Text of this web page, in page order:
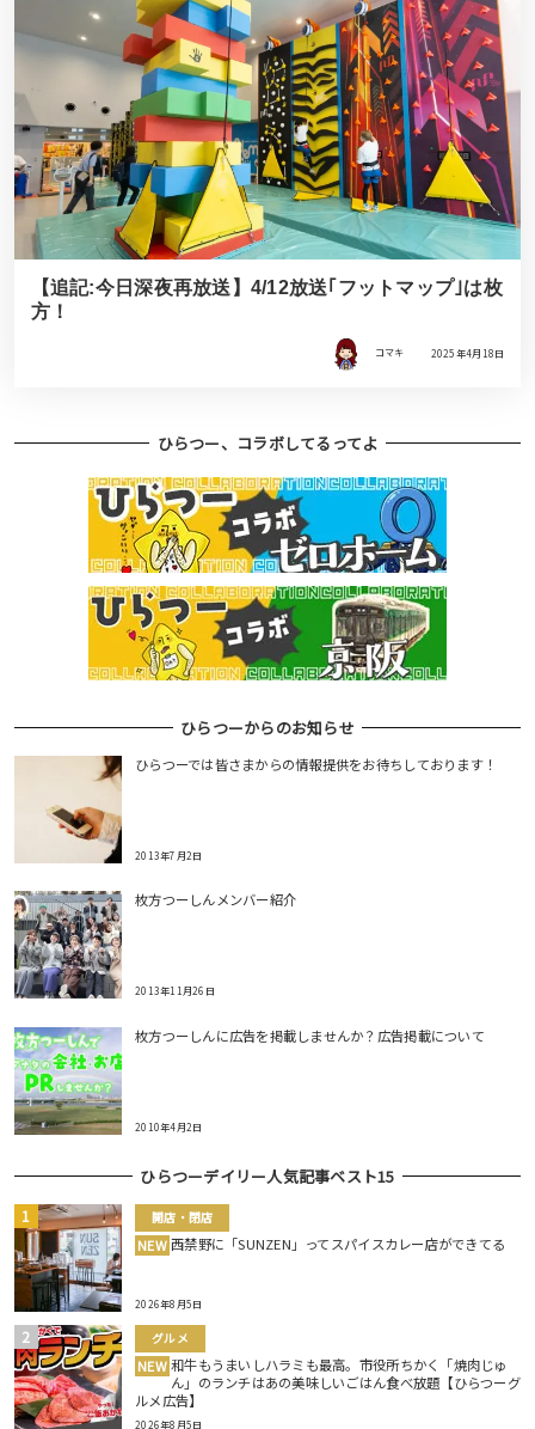
【追記:今日深夜再放送】4/12放送｢フットマップ｣は枚
方！
コマキ 2025年4月18日
ひらつー、コラボしてるってよ
ひらつーからのお知らせ
ひらつーでは皆さまからの情報提供をお待ちしております！
2013年7月2日
枚方つーしんメンバー紹介
2013年11月26日
枚方つーしんに広告を掲載しませんか？広告掲載について
2010年4月2日
ひらつーデイリー人気記事ベスト15
開店・閉店
NEW 西禁野に「SUNZEN」ってスパイスカレー店ができてる
2026年8月5日
グルメ
NEW 和牛もうまいしハラミも最高。市役所ちかく「焼肉じゅ
ん」のランチはあの美味しいごはん食べ放題【ひらつーグ
ルメ広告】
2026年8月5日